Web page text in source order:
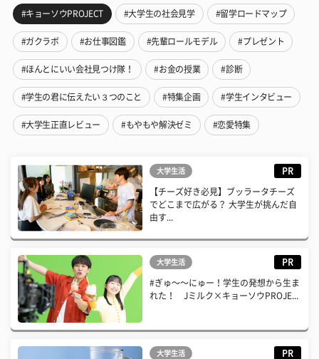
#キョーソウPROJECT #大学生の社会見学 #留学ロードマップ
#ガクラボ #お仕事図鑑 #先輩ロールモデル #プレゼント
#ほんとにいい会社見つけ隊！ #お金の授業 #診断
#学生の君に伝えたい３つのこと #特集企画 #学生インタビュー
#大学生正直レビュー #もやもや解決ゼミ #恋愛特集
大学生活 PR
【チーズ好き必見】ブッラータチーズ
でどこまで広がる？ 大学生が挑んだ自
由す...
大学生活 PR
#ぎゅ〜〜にゅー！学生の発想から生ま
れた！ Jミルク×キョーソウPROJE...
大学生活 PR